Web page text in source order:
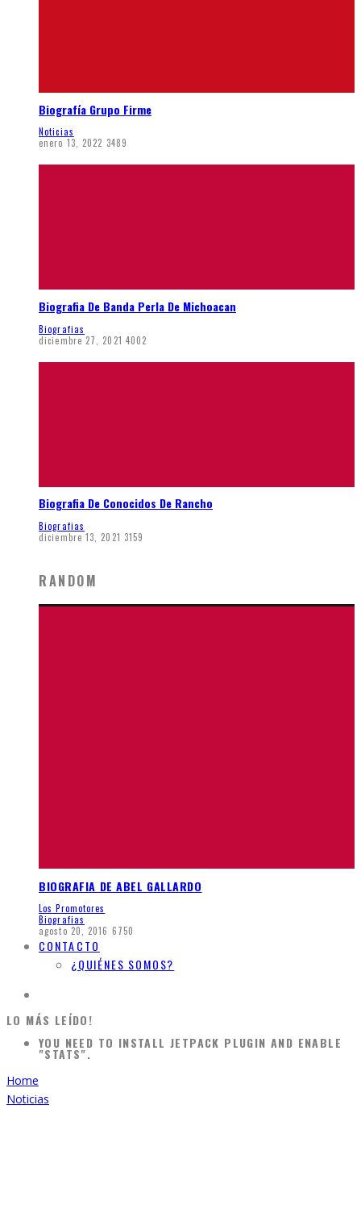
Biografía Grupo Firme
Noticias
enero 13, 2022 3489
Biografia De Banda Perla De Michoacan
Biografias
diciembre 27, 2021 4002
Biografia De Conocidos De Rancho
Biografias
diciembre 13, 2021 3159
RANDOM
BIOGRAFIA DE ABEL GALLARDO
Los Promotores
Biografias
agosto 20, 2016 6750
CONTACTO
¿QUIÉNES SOMOS?
LO MÁS LEÍDO!
YOU NEED TO INSTALL JETPACK PLUGIN AND ENABLE
"STATS".
Home
Noticias